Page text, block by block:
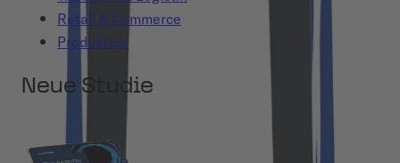
Retail & Commerce
Produktion
Neue Studie